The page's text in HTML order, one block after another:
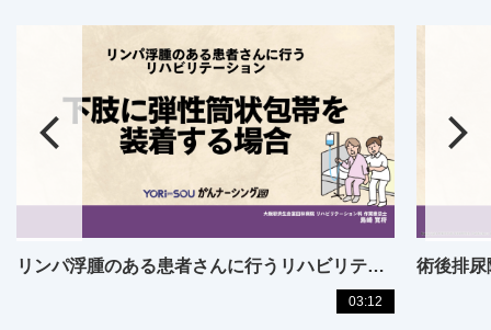
リンパ浮腫のある患者さんに行うリハビリテーション
03:12